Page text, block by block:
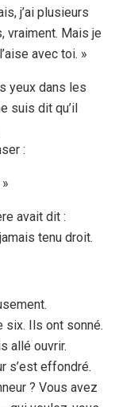
j’ai plusieurs
Mais je
avec toi. »
yeux dans les
suis dit qu’il
:
avait dit :
tenu droit.
six. Ils ont sonné.
allé ouvrir.
s’est effondré.
? Vous avez